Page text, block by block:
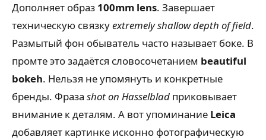
Дополняет образ 100mm lens. Завершает
техническую связкуextremely shallow depth of field.
Размытый фон обыватель часто называет боке. В
промте это задаётся словосочетанием beautiful
bokeh. Нельзя не упомянуть и конкретные
бренды. Фраза shot on Hasselblad приковывает
внимание к деталям. А вот упоминание Leica
добавляет картинке исконно фотографическую